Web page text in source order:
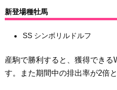
新登場種牡馬
SS シンボリルドルフ
産駒で勝利すると、獲得できる
す。また期間中の排出率が2倍と